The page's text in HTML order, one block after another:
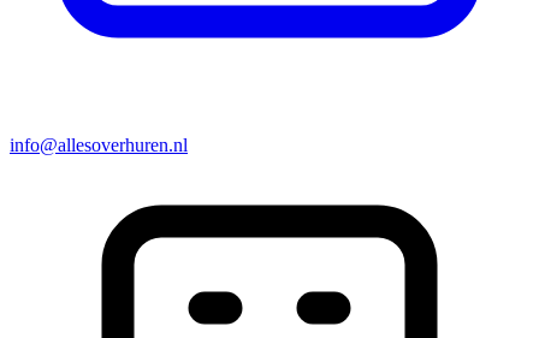
info@allesoverhuren.nl